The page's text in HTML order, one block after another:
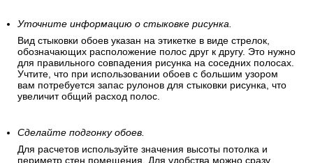
рисунок, цвет и размер.
Уточните информацию о стыковке рисунка.
Вид стыковки обоев указан на этикетке в виде стрелок,
обозначающих расположение полос друг к другу. Это нужно
для правильного совпадения рисунка на соседних полосах.
увеличит общий расход полос.